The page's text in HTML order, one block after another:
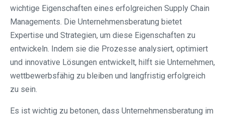
wichtige Eigenschaften eines erfolgreichen Supply Chain
Managements. Die Unternehmensberatung bietet
Expertise und Strategien, um diese Eigenschaften zu
entwickeln. Indem sie die Prozesse analysiert, optimiert
und innovative Lösungen entwickelt, hilft sie Unternehmen,
wettbewerbsfähig zu bleiben und langfristig erfolgreich
zu sein.
Es ist wichtig zu betonen, dass Unternehmensberatung im